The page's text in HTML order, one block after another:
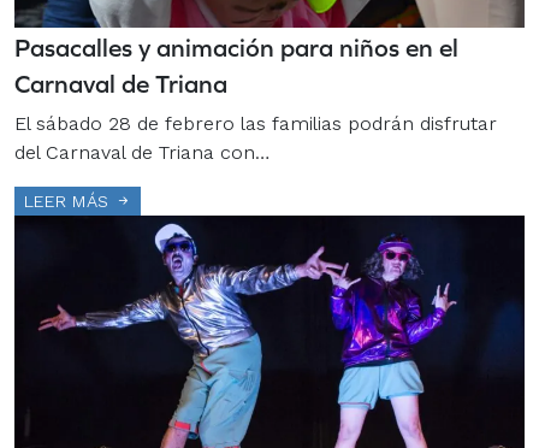
Pasacalles y animación para niños en el
Carnaval de Triana
El sábado 28 de febrero las familias podrán disfrutar
del Carnaval de Triana con…
LEER MÁS